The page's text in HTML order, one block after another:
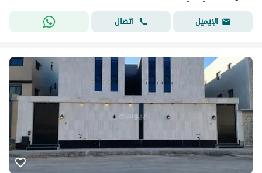
الإيميل
اتصال